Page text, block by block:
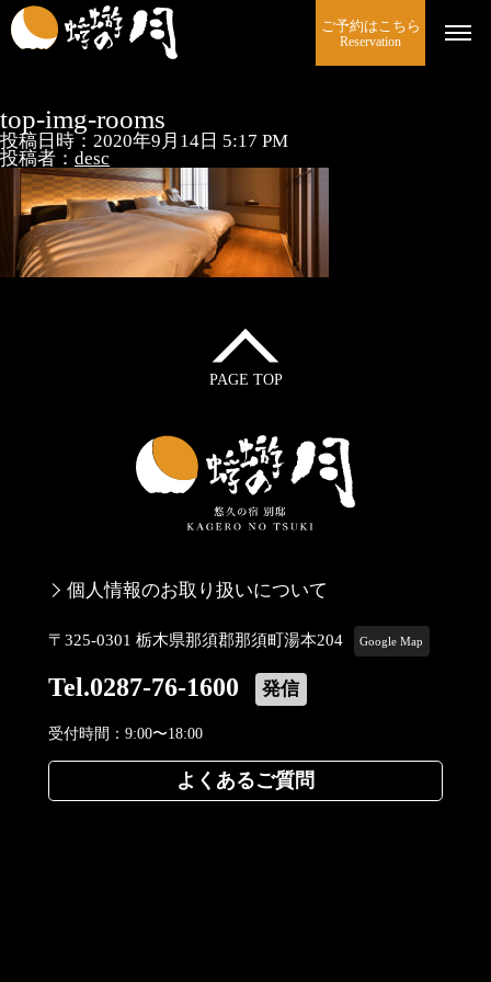
ご予約はこちら
Reservation
top-img-rooms
投稿日時：2020年9月14日 5:17 PM
投稿者： desc
PAGE TOP
個人情報のお取り扱いについて
〒325-0301 栃木県那須郡那須町湯本204 Google Map
Tel.0287-76-1600 発信
受付時間：9:00〜18:00
よくあるご質問